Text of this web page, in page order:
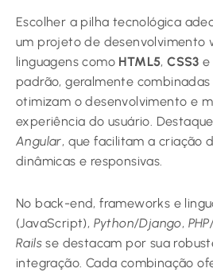
Escolher a pilha tecnológica
um projeto de desenvolvimento
linguagens como HTML5,CSS3
padrão, geralmente
otimizam o desenvolvimento e
experiência do usuário.
Angular, que facilitam a criação
dinâmicas e responsivas.
No back-end, frameworks e
(JavaScript), Python/Django,
Rails se destacam por sua
integração. Cada combinação